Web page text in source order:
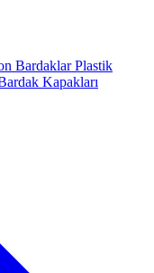
BardaklarPlastik
Kapakları